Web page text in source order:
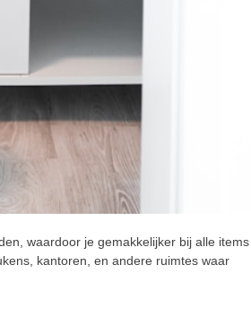
waardoor je gemakkelijker bij alle items
kantoren, en andere ruimtes waar